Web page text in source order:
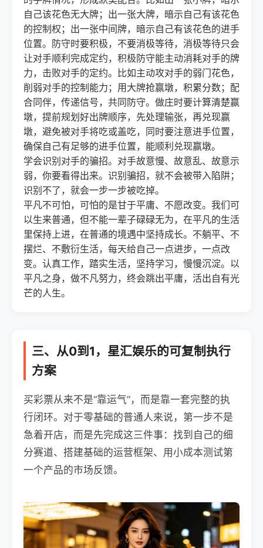
自己该花色无大牌；出一张大牌，暗示自己有该花色
的控制权；出一张中间牌，暗示自己有该花色的进手
位置。防守时要积极，不要消极等待，消极等待只会
让对手顺利完成定约，积极防守能主动消耗对手的牌
力，击败对手的定约。比如主动攻对手的弱门花色，
削弱对手的控制能力；用大牌抢赢墩，积累分数；配
合同伴，传递信号，共同防守。做庄时要计算清楚赢
墩，提前规划好出牌顺序，先处理输张，再兑现赢
墩，避免被对手将吃或盖吃，同时要注意进手位置，
确保自己有足够的进手位置，能顺利兑现赢墩。
学会识别对手的骗招。对手故意慢、故意乱、故意示
弱，你要看得出来。识别骗招，就不会被带入陷阱；
识别不了，就会一步一步被吃掉。
平凡不可怕，可怕的是甘于平庸、不愿改变。我们可
以生来普通，但不能一辈子碌碌无为，在平凡的生活
里保持上进，在普通的境遇中坚持成长。不躺平、不
摆烂、不敷衍生活，每天给自己一点进步，一点改
变。认真工作，踏实生活，坚持学习，慢慢沉淀。以
平凡之身，做不凡努力，终会跳出平庸，活出自有光
芒的人生。
三、从0到1，星汇娱乐的可复制执行
方案
买彩票从来不是“靠运气”，而是靠一套完整的执
行闭环。对于零基础的普通人来说，第一步不是
急着开店，而是先完成这三件事：找到自己的细
分赛道、搭建基础的运营框架、用小成本测试第
一个产品的市场反馈。